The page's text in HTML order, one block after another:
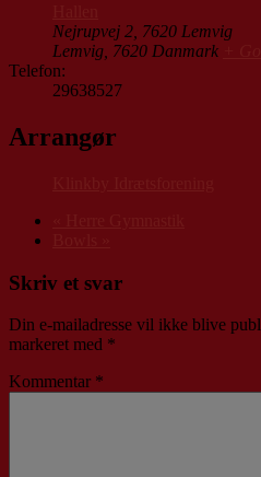
Nejrupvej 2, 7620 Lemvig
Lemvig 7620 Danmark
Telefon:
29638527
Arrangør
Skriv et svar
Din e-mailadresse vil ikke blive
markeret med *
Kommentar *